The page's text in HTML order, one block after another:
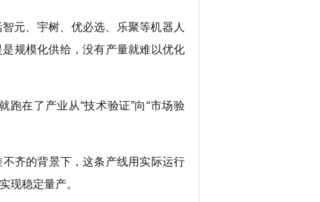
元、宇树、优必选、乐聚等机器人
规模化供给，没有产量就难以优化
在了产业从“技术验证”向“市场验
齐的背景下，这条产线用实际运行
现稳定量产。